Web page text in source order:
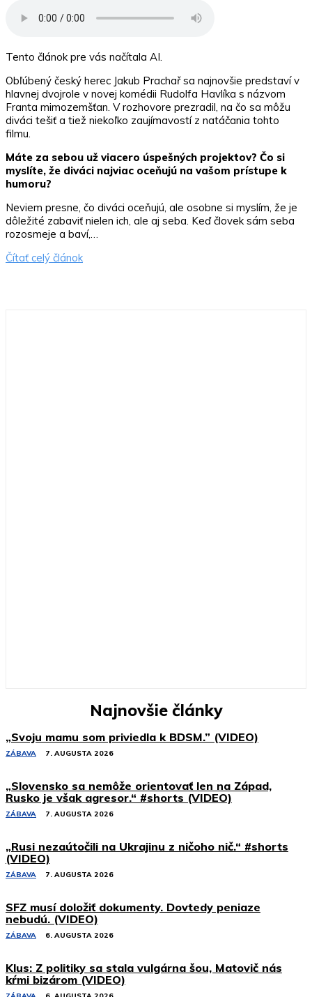
Tento článok pre vás načítala AI.
Obľúbený český herec Jakub Prachař sa najnovšie predstaví v
hlavnej dvojrole v novej komédii Rudolfa Havlíka s názvom
Franta mimozemšťan. V rozhovore prezradil, na čo sa môžu
diváci tešiť a tiež niekoľko zaujímavostí z natáčania tohto
filmu.
Máte za sebou už viacero úspešných projektov? Čo si
myslíte, že diváci najviac oceňujú na vašom prístupe k
humoru?
Neviem presne, čo diváci oceňujú, ale osobne si myslím, že je
dôležité zabaviť nielen ich, ale aj seba. Keď človek sám seba
rozosmeje a baví,…
Čítať celý článok
Najnovšie články
„Svoju mamu som priviedla k BDSM.” (VIDEO)
ZÁBAVA 7. AUGUSTA 2026
„Slovensko sa nemôže orientovať len na Západ,
Rusko je však agresor.“ #shorts (VIDEO)
ZÁBAVA 7. AUGUSTA 2026
„Rusi nezaútočili na Ukrajinu z ničoho nič.“ #shorts
(VIDEO)
ZÁBAVA 7. AUGUSTA 2026
SFZ musí doložiť dokumenty. Dovtedy peniaze
nebudú. (VIDEO)
ZÁBAVA 6. AUGUSTA 2026
Klus: Z politiky sa stala vulgárna šou, Matovič nás
kŕmi bizárom (VIDEO)